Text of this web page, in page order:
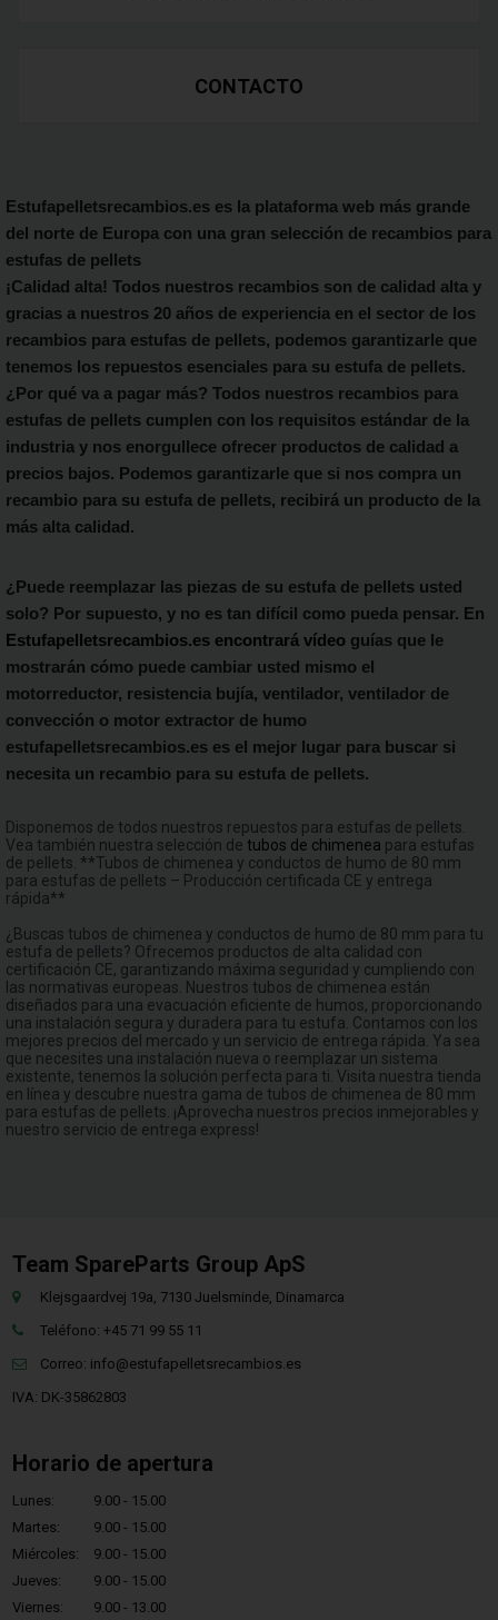
CONTACTO
Estufapelletsrecambios.es es la plataforma web más grande
del norte de Europa con una gran selección de recambios para
estufas de pellets
¡Calidad alta! Todos nuestros recambios son de calidad alta y
gracias a nuestros 20 años de experiencia en el sector de los
recambios para estufas de pellets, podemos garantizarle que
tenemos los repuestos esenciales para su estufa de pellets.
¿Por qué va a pagar más? Todos nuestros recambios para
estufas de pellets cumplen con los requisitos estándar de la
industria y nos enorgullece ofrecer productos de calidad a
precios bajos. Podemos garantizarle que si nos compra un
recambio para su estufa de pellets, recibirá un producto de la
más alta calidad.
¿Puede reemplazar las piezas de su estufa de pellets usted
solo? Por supuesto, y no es tan difícil como pueda pensar. En
Estufapelletsrecambios.es encontrará vídeo guías que le
mostrarán cómo puede cambiar usted mismo el
motorreductor, resistencia bujía, ventilador, ventilador de
convección o motor extractor de humo
estufapelletsrecambios.es es el mejor lugar para buscar si
necesita un recambio para su estufa de pellets.
Disponemos de todos nuestros repuestos para estufas de pellets.
Vea también nuestra selección de tubos de chimenea para estufas
de pellets. **Tubos de chimenea y conductos de humo de 80 mm
para estufas de pellets – Producción certificada CE y entrega
rápida**
¿Buscas tubos de chimenea y conductos de humo de 80 mm para tu
estufa de pellets? Ofrecemos productos de alta calidad con
certificación CE, garantizando máxima seguridad y cumpliendo con
las normativas europeas. Nuestros tubos de chimenea están
diseñados para una evacuación eficiente de humos, proporcionando
una instalación segura y duradera para tu estufa. Contamos con los
mejores precios del mercado y un servicio de entrega rápida. Ya sea
que necesites una instalación nueva o reemplazar un sistema
existente, tenemos la solución perfecta para ti. Visita nuestra tienda
en línea y descubre nuestra gama de tubos de chimenea de 80 mm
para estufas de pellets. ¡Aprovecha nuestros precios inmejorables y
nuestro servicio de entrega express!
Team SpareParts Group ApS
Klejsgaardvej 19a, 7130 Juelsminde, Dinamarca
Teléfono: +45 71 99 55 11
Correo: info@estufapelletsrecambios.es
IVA: DK-35862803
Horario de apertura
Lunes:
9.00 - 15.00
Martes:
9.00 - 15.00
Miércoles:
9.00 - 15.00
Jueves:
9.00 - 15.00
Viernes:
9.00 - 13.00